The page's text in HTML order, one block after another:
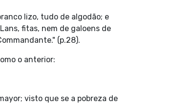
lizo, tudo de algodão; e
fitas, nem de galoens de
(p.28).
o anterior:
visto que se a pobreza de